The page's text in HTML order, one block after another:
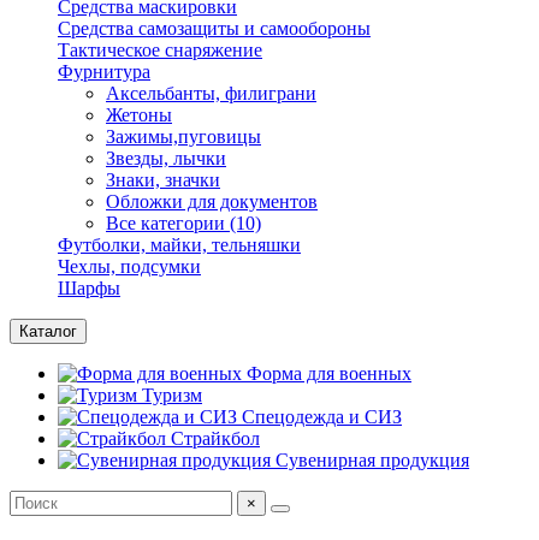
Средства маскировки
Средства самозащиты и самообороны
Тактическое снаряжение
Фурнитура
Аксельбанты, филиграни
Жетоны
Зажимы,пуговицы
Звезды, лычки
Знаки, значки
Обложки для документов
Все категории (10)
Футболки, майки, тельняшки
Чехлы, подсумки
Шарфы
Каталог
Форма для военных
Туризм
Спецодежда и СИЗ
Страйкбол
Сувенирная продукция
×